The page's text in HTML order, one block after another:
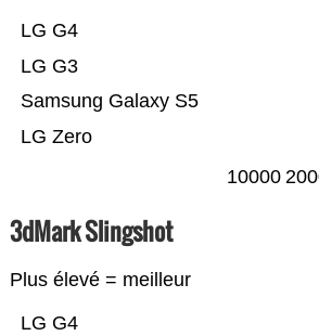
LG Zero
Samsung Galaxy S5
LG G3
LG G4
10000
3dMark Slingshot
Plus élevé = meilleur
LG G4